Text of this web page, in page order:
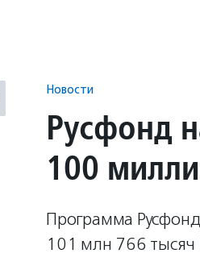
Новости
Русфонд
100
Программа
101 млн 766 тысяч